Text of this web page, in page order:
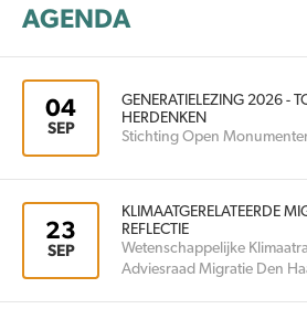
AGENDA
04
SEP
GENERATIELEZING 2026 -
HERDENKEN
Stichting Open
23
SEP
KLIMAATGERELATEERDE
REFLECTIE
Wetenschappelijke
Adviesraad Migratie Den